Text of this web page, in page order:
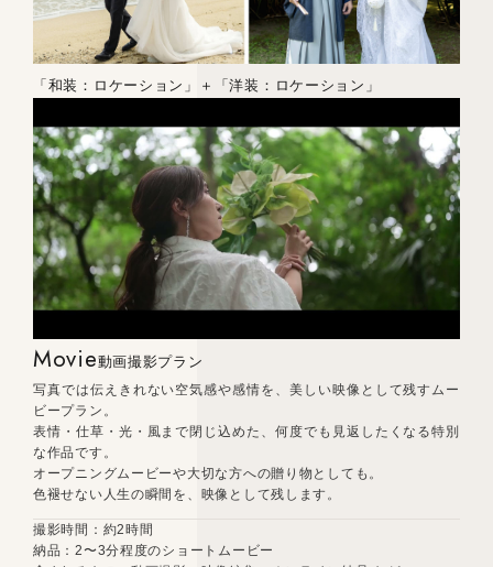
「和装：ロケーション」＋「洋装：ロケーション」
Movie動画撮影プラン
写真では伝えきれない空気感や感情を、美しい映像として残すムー
ビープラン。
表情・仕草・光・風まで閉じ込めた、何度でも見返したくなる特別
な作品です。
オープニングムービーや大切な方への贈り物としても。
色褪せない人生の瞬間を、映像として残します。
撮影時間：約2時間
納品：2〜3分程度のショートムービー